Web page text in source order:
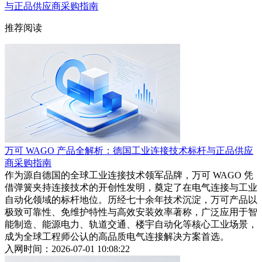
与正品供应商采购指南
推荐阅读
万可 WAGO 产品全解析：德国工业连接技术标杆与正品供应
商采购指南
作为源自德国的全球工业连接技术领军品牌，万可 WAGO 凭
借弹簧夹持连接技术的开创性发明，奠定了在电气连接与工业
自动化领域的标杆地位。历经七十余年技术沉淀，万可产品以
极致可靠性、免维护特性与高效安装效率著称，广泛应用于智
能制造、能源电力、轨道交通、楼宇自动化等核心工业场景，
成为全球工程师公认的高品质电气连接解决方案首选。
入网时间：2026-07-01 10:08:22